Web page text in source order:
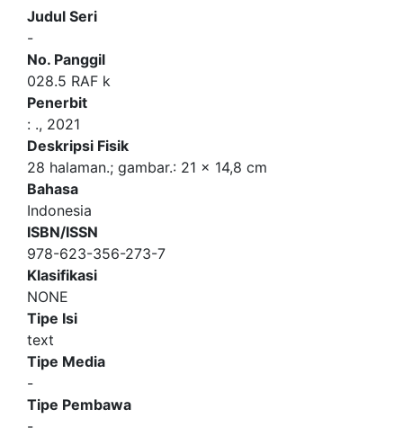
Judul Seri
-
No. Panggil
028.5 RAF k
Penerbit
: ., 2021
Deskripsi Fisik
28 halaman.; gambar.: 21 x 14,8 cm
Bahasa
Indonesia
ISBN/ISSN
978-623-356-273-7
Klasifikasi
NONE
Tipe Isi
text
Tipe Media
-
Tipe Pembawa
-